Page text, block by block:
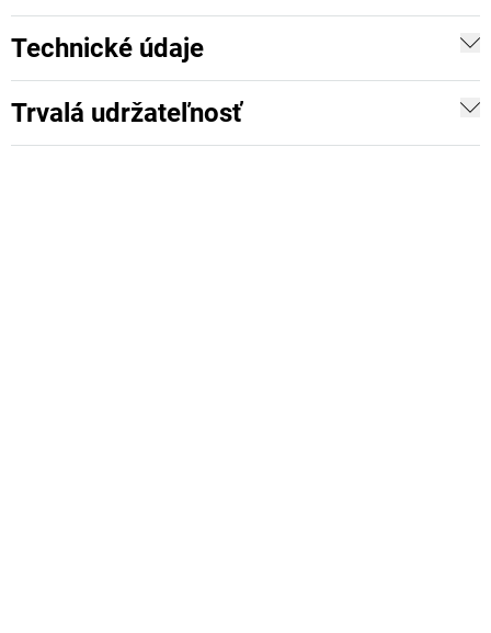
Technické údaje
Trvalá udržateľnosť